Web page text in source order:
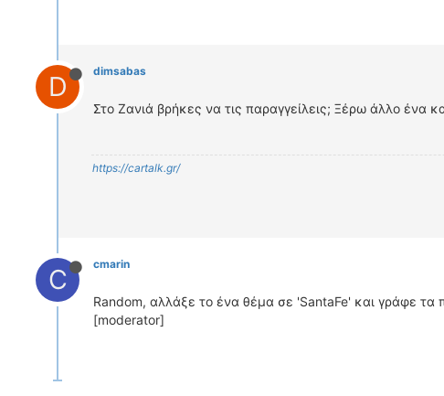
D dimsabas
Στο Ζανιά βρήκες να τις παραγγείλεις; Ξέρω άλλο ένα
https://cartalk.gr/
C cmarin
Random, αλλάξε το ένα θέμα σε 'SantaFe' και γράφε τα
[moderator]